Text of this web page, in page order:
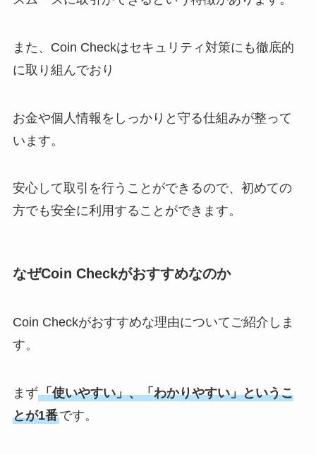
また、Coin Checkはセキュリティ対策にも徹底的
に取り組んでおり
お金や個人情報をしっかりと守る仕組みが整って
います。
安心して取引を行うことができるので、初めての
方でも安全に利用することができます。
なぜCoin Checkがおすすめなのか
Coin Checkがおすすめな理由についてご紹介しま
す。
まず「使いやすい」、「わかりやすい」というこ
とが1番です。